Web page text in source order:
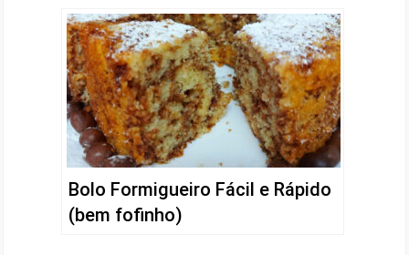
Bolo Formigueiro Fácil e Rápido
(bem fofinho)